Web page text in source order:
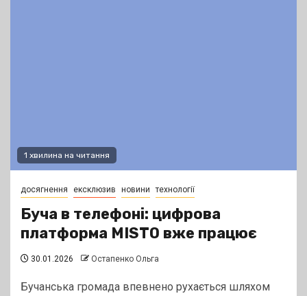
1 хвилина на читання
досягнення ексклюзив новини технології
Буча в телефоні: цифрова
платформа MISTO вже працює
30.01.2026 Остапенко Ольга
Бучанська громада впевнено рухається шляхом